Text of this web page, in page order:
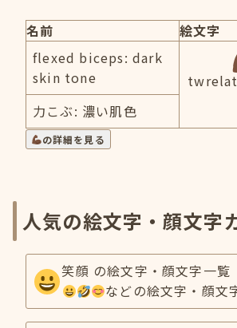
名前
絵文字
flexed biceps: dark
skin tone
力こぶ: 濃い肌色
の詳細を見る
人気の絵文字・顔文字
笑顔 の絵文字・顔文字一覧
などの絵文字・顔文